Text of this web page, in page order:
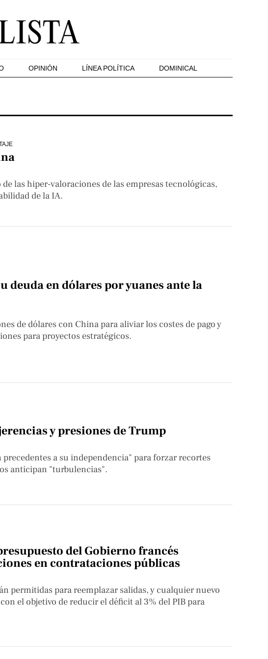
OPINIÓN LÍNEA POLÍTICA DOMINICAL
las hiper-valoraciones de las empresas tecnológicas,
de la IA.
deuda en dólares por yuanes ante la
de dólares con China para aliviar los costes de pago y
para proyectos estratégicos.
y presiones de Trump
a su independencia" para forzar recortes
anticipan "turbulencias".
del Gobierno francés
en contrataciones públicas
permitidas para reemplazar salidas, y cualquier nuevo
el objetivo de reducir el déficit al 3% del PIB para